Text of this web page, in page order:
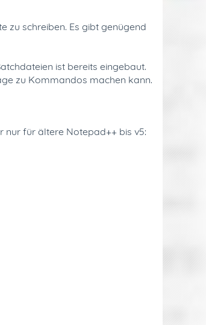
zu schreiben. Es gibt genügend
ist bereits eingebaut.
zu Kommandos machen kann.
nur für ältere Notepad++ bis v5: